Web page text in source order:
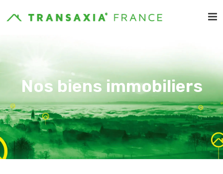
Nos biens immobiliers